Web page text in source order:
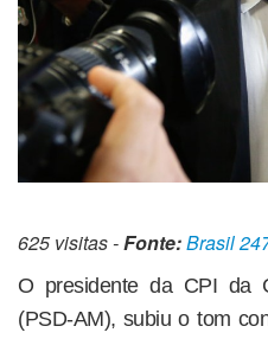
625 visitas -Fonte:Brasil
O presidente da CPI da
(PSD-AM), subiu o tom